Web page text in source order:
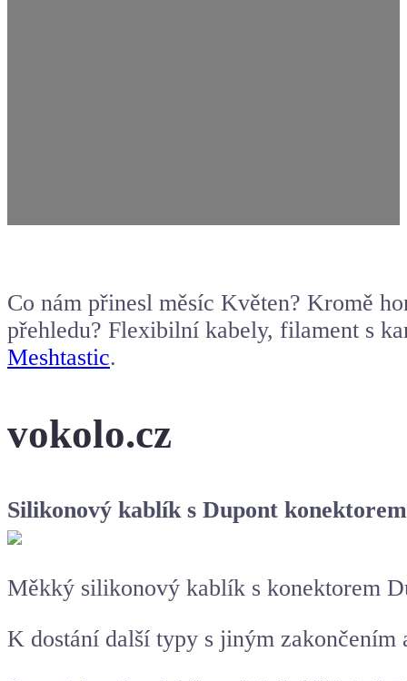
Co nám přinesl měsíc Květen? Kromě
přehledu? Flexibilní kabely, filament s
Meshtastic.
vokolo.cz
Silikonový kablík s Dupont
Měkký silikonový kablík s konektorem
K dostání další typy s jiným zakončením